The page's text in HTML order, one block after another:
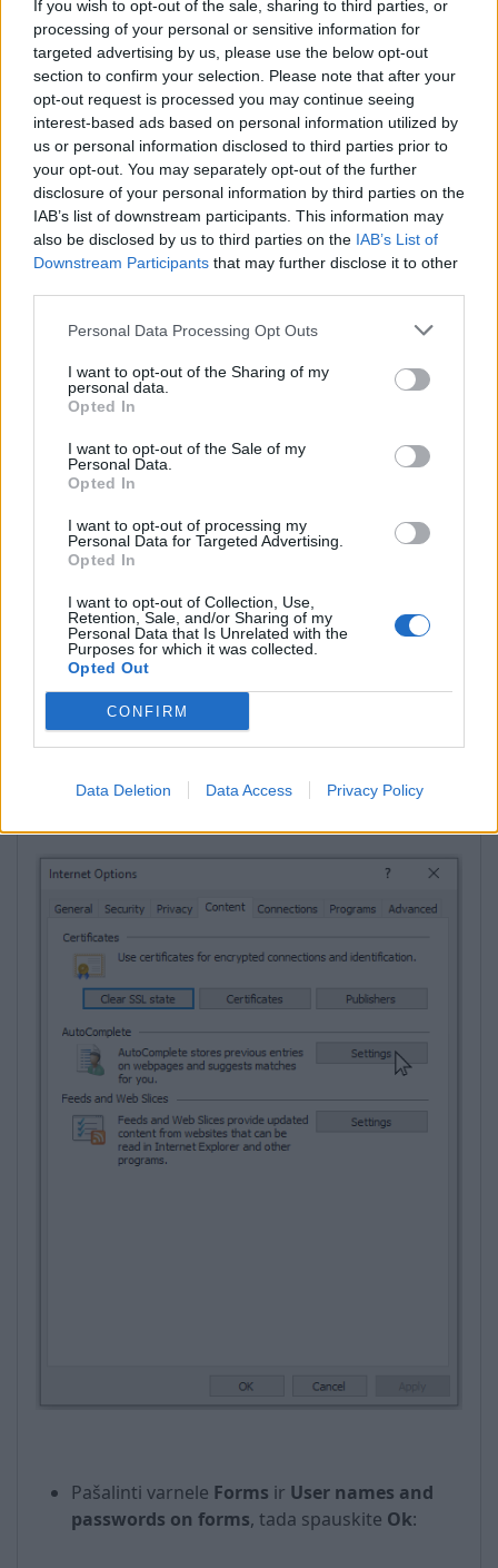
If you wish to opt-out of the sale, sharing to third parties, or
processing of your personal or sensitive information for
targeted advertising by us, please use the below opt-out
section to confirm your selection. Please note that after your
opt-out request is processed you may continue seeing
interest-based ads based on personal information utilized by
us or personal information disclosed to third parties prior to
your opt-out. You may separately opt-out of the further
disclosure of your personal information by third parties on the
IAB’s list of downstream participants. This information may
also be disclosed by us to third parties on the IAB’s List of
Downstream Participants that may further disclose it to other
Personal Data Processing Opt Outs
I want to opt-out of the Sharing of my
personal data.
Opted In
I want to opt-out of the Sale of my
Personal Data.
Opted In
I want to opt-out of processing my
Personal Data for Targeted Advertising.
Opted In
I want to opt-out of Collection, Use,
Retention, Sale, and/or Sharing of my
Personal Data that Is Unrelated with the
Purposes for which it was collected.
Opted Out
CONFIRM
Data Deletion Data Access Privacy Policy
Internet Explorer
Atverti naršyklinis ir pasirinkite Tools-
>Internet Options:
TuometContentir tadaSettings:
Pašalinti varnele Forms ir User names and
passwords on forms, tada spauskite Оk: